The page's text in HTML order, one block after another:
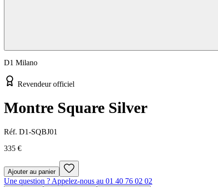
D1 Milano
Revendeur officiel
Montre Square Silver
Réf. D1-SQBJ01
335 €
Ajouter au panier
Une question ? Appelez-nous au 01 40 76 02 02